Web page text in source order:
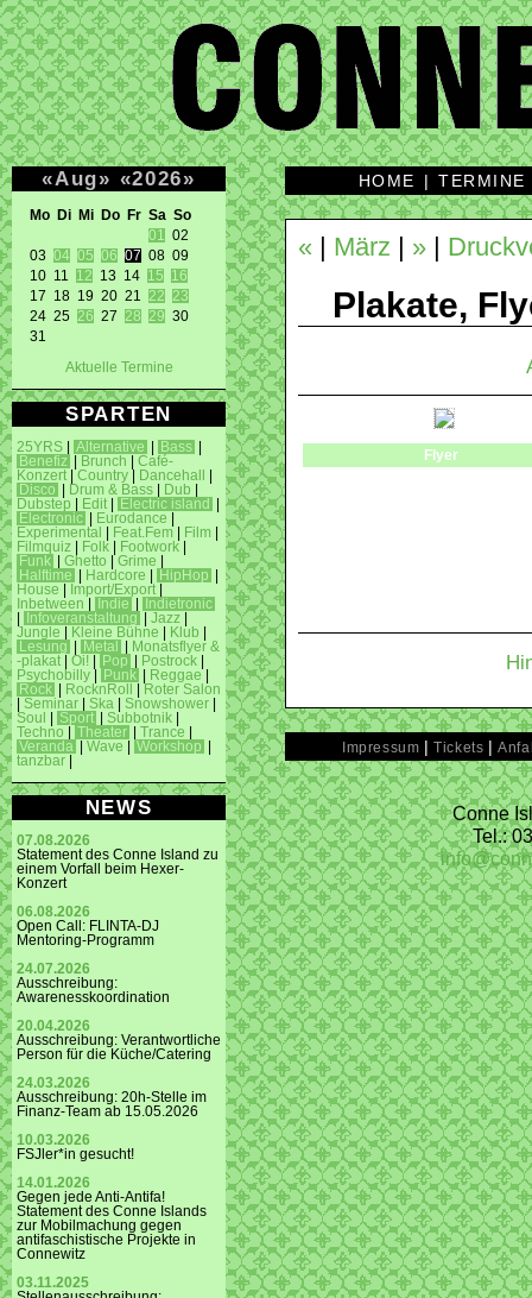
«Aug» «2026»
Mo Di Mi Do Fr Sa So
01
02
03 04 05 06 07 08 09
10 11 12 13 14 15
16
17 18 19 20 21 22
23
24 25 26 27 28 29 30
31
Aktuelle Termine
SPARTEN
25YRS Alternative Bass
Benefiz
Brunch
Café-
Konzert
Country Dancehall
Disco
Drum & Bass Dub
Dubstep
Edit Electric island
Electronic
Eurodance
Experimental
Feat.Fem Film
Filmquiz
Folk Footwork
Funk
Ghetto Grime
Halftime
Hardcore HipHop
House
Import/Export
Inbetween
Indie
Indietronic
Infoveranstaltung Jazz
Jungle
Kleine Bühne Klub
Lesung
Metal
Monatsflyer &
-plakat
Oi! Pop Postrock
Psychobilly
Punk Reggae
Rock
RocknRoll
Roter Salon
Seminar Ska Snowshower
Soul
Sport Subbotnik
Techno
Theater Trance
Veranda
Wave Workshop
tanzbar
NEWS
07.08.2026
Statement des Conne Island zu
einem Vorfall beim Hexer-
Konzert
06.08.2026
Open Call: FLINTA-DJ
Mentoring-Programm
24.07.2026
Ausschreibung:
Awarenesskoordination
20.04.2026
Ausschreibung: Verantwortliche
Person für die Küche/Catering
24.03.2026
Ausschreibung: 20h-Stelle im
Finanz-Team ab 15.05.2026
10.03.2026
FSJler*in gesucht!
14.01.2026
Gegen jede Anti-Antifa!
Statement des Conne Islands
zur Mobilmachung gegen
antifaschistische Projekte in
Connewitz
03.11.2025
HOME |TERMINE
« März »
Plakate,
Flyer
Impressum |Tickets |
Conne
Tel.: